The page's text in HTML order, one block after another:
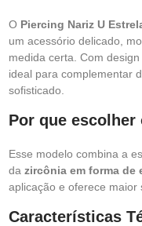
O Piercing Nariz U
um acessório delicado,
medida certa. Com
ideal para complementar
sofisticado.
Por que escolher
Esse modelo combina a
da zircônia em forma de
aplicação e oferece maior
Características